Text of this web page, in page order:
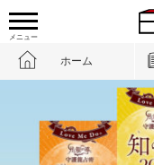
メニュー
ホーム